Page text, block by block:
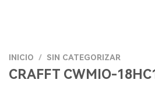
INICIO / SIN CATEGORIZAR
CRAFFT CWMIO-